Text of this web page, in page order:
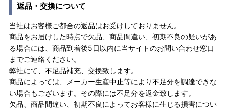
返品・交換について
当社はお客様ご都合の返品はお受けしておりません。
商品をお届けした時点で欠品、商品間違い、初期不良の疑いがあ
る場合には、商品到着後5日以内に当サイトのお問い合わせ窓口
までご連絡ください。
弊社にて、不足品補充、交換致します。
商品によっては、メーカー生産中止等により不足分を調達できな
い場合もございます。その際には不足分を返金致します。
欠品、商品間違い、初期不良によってお客様に生じる損害につい